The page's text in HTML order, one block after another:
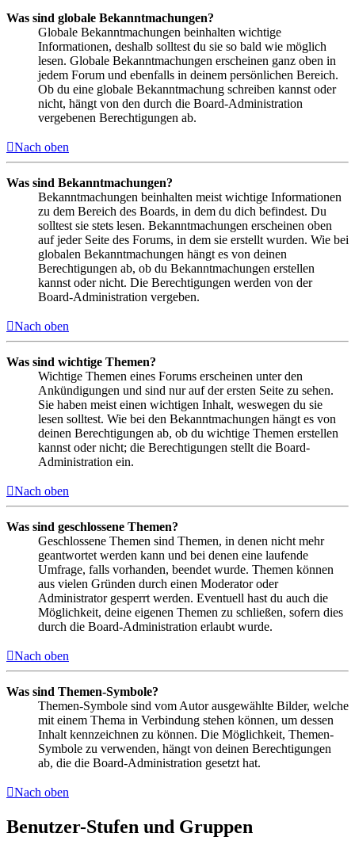
Was sind globale Bekanntmachungen?
Globale Bekanntmachungen beinhalten wichtige
Informationen, deshalb solltest du sie so bald wie möglich
lesen. Globale Bekanntmachungen erscheinen ganz oben in
jedem Forum und ebenfalls in deinem persönlichen Bereich.
Ob du eine globale Bekanntmachung schreiben kannst oder
nicht, hängt von den durch die Board-Administration
vergebenen Berechtigungen ab.
Nach oben
Was sind Bekanntmachungen?
Bekanntmachungen beinhalten meist wichtige Informationen
zu dem Bereich des Boards, in dem du dich befindest. Du
solltest sie stets lesen. Bekanntmachungen erscheinen oben
auf jeder Seite des Forums, in dem sie erstellt wurden. Wie bei
globalen Bekanntmachungen hängt es von deinen
Berechtigungen ab, ob du Bekanntmachungen erstellen
kannst oder nicht. Die Berechtigungen werden von der
Board-Administration vergeben.
Nach oben
Was sind wichtige Themen?
Wichtige Themen eines Forums erscheinen unter den
Ankündigungen und sind nur auf der ersten Seite zu sehen.
Sie haben meist einen wichtigen Inhalt, weswegen du sie
lesen solltest. Wie bei den Bekanntmachungen hängt es von
deinen Berechtigungen ab, ob du wichtige Themen erstellen
kannst oder nicht; die Berechtigungen stellt die Board-
Administration ein.
Nach oben
Was sind geschlossene Themen?
Geschlossene Themen sind Themen, in denen nicht mehr
geantwortet werden kann und bei denen eine laufende
Umfrage, falls vorhanden, beendet wurde. Themen können
aus vielen Gründen durch einen Moderator oder
Administrator gesperrt werden. Eventuell hast du auch die
Möglichkeit, deine eigenen Themen zu schließen, sofern dies
durch die Board-Administration erlaubt wurde.
Nach oben
Was sind Themen-Symbole?
Themen-Symbole sind vom Autor ausgewählte Bilder, welche
mit einem Thema in Verbindung stehen können, um dessen
Inhalt kennzeichnen zu können. Die Möglichkeit, Themen-
Symbole zu verwenden, hängt von deinen Berechtigungen
ab, die die Board-Administration gesetzt hat.
Nach oben
Benutzer-Stufen und Gruppen